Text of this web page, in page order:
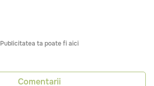
Publicitatea ta poate fi aici
Comentarii